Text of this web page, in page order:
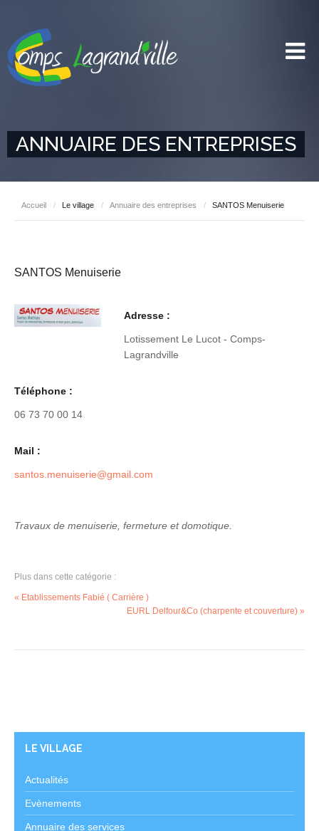
ANNUAIRE DES ENTREPRISES
Accueil / Le village / Annuaire des entreprises / SANTOS Menuiserie
SANTOS Menuiserie
Adresse :
Lotissement Le Lucot - Comps-
Lagrandville
Téléphone :
06 73 70 00 14
Mail :
santos.menuiserie@gmail.com
Travaux de menuiserie, fermeture et domotique.
Plus dans cette catégorie :
« Etablissements Fabié ( Carrière )
EURL Delfour&Co (charpente et couverture) »
LE VILLAGE
Actualités
Evènements
Annuaire des services